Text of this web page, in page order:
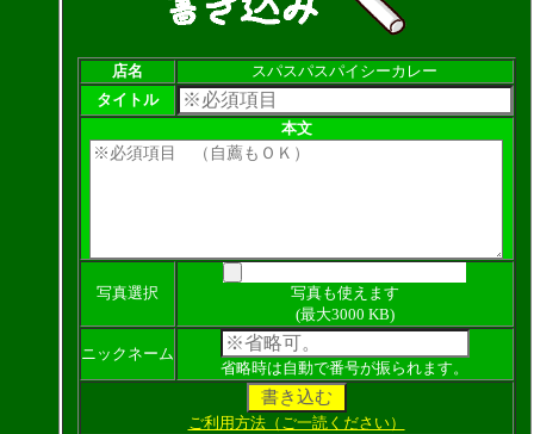
店名
スパスパスパイシーカレー
タイトル
本文
写真選択
写真も使えます
(最大3000 KB)
ニックネーム
省略時は自動で番号が振られます。
ご利用方法（ご一読ください）